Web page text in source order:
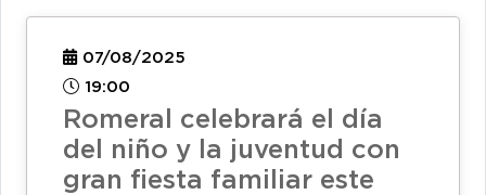
07/08/2025
19:00
Romeral celebrará el día
del niño y la juventud con
gran fiesta familiar este